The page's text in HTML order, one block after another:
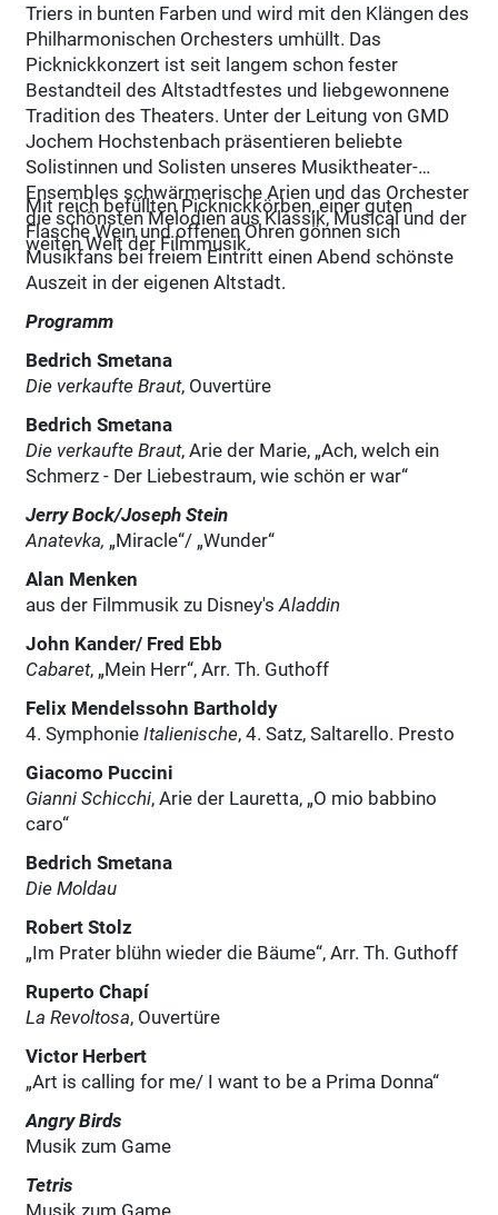
Triers in bunten Farben und wird mit den Klängen des
Philharmonischen Orchesters umhüllt. Das
Picknickkonzert ist seit langem schon fester
Bestandteil des Altstadtfestes und liebgewonnene
Tradition des Theaters. Unter der Leitung von GMD
Jochem Hochstenbach präsentieren beliebte
Solistinnen und Solisten unseres Musiktheater-
Ensembles schwärmerische Arien und das Orchester
die schönsten Melodien aus Klassik, Musical und der
weiten Welt der Filmmusik.
Mit reich befüllten Picknickkörben, einer guten
Flasche Wein und offenen Ohren gönnen sich
Musikfans bei freiem Eintritt einen Abend schönste
Auszeit in der eigenen Altstadt.
Programm
Bedrich Smetana
Die verkaufte Braut, Ouvertüre
Bedrich Smetana
Die verkaufte Braut, Arie der Marie, „Ach, welch ein
Schmerz - Der Liebestraum, wie schön er war“
Jerry Bock/Joseph Stein
Anatevka, „Miracle“/ „Wunder“
Alan Menken
aus der Filmmusik zu Disney'sAladdin
John Kander/ Fred Ebb
Cabaret, „Mein Herr“, Arr. Th. Guthoff
Felix Mendelssohn Bartholdy
4. SymphonieItalienische, 4. Satz, Saltarello. Presto
Giacomo Puccini
Gianni Schicchi, Arie der Lauretta, „O mio babbino
caro“
Bedrich Smetana
Die Moldau
Robert Stolz
„Im Prater blühn wieder die Bäume“, Arr. Th. Guthoff
Ruperto Chapí
La Revoltosa, Ouvertüre
Victor Herbert
„Art is calling for me/ I want to be a Prima Donna“
Angry Birds
Musik zum Game
Tetris
Musik zum Game